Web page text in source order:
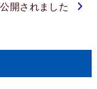
開されました